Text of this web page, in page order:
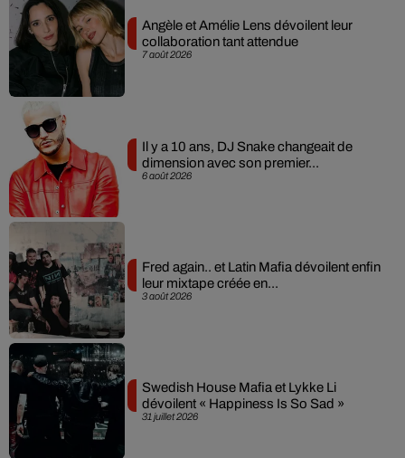
7 août 2026
Angèle et Amélie Lens dévoilent leur
collaboration tant attendue
6 août 2026
Il y a 10 ans, DJ Snake changeait de
dimension avec son premier...
3 août 2026
Fred again.. et Latin Mafia dévoilent enfin
leur mixtape créée en...
31 juillet 2026
Swedish House Mafia et Lykke Li
dévoilent « Happiness Is So Sad »